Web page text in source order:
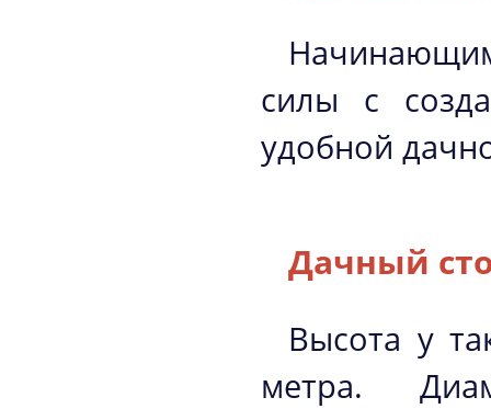
силы с
удобной
Дачный
Высота у
метра.